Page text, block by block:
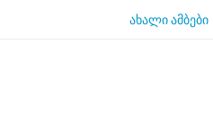
ახალი ამბები